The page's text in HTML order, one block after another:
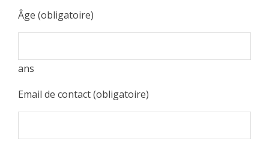
Âge (obligatoire)
ans
Email de contact (obligatoire)